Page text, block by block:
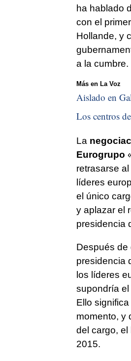
ha hablado
con el
Hollande, y
a la cumbre.
Más en La Voz
Aislado en
Los centros
La
Eurogrupo
retrasarse
líderes
el único
y aplazar el
presidencia
Después de
presidencia
los líderes
supondría el
Ello
momento, y
del cargo,
2015.